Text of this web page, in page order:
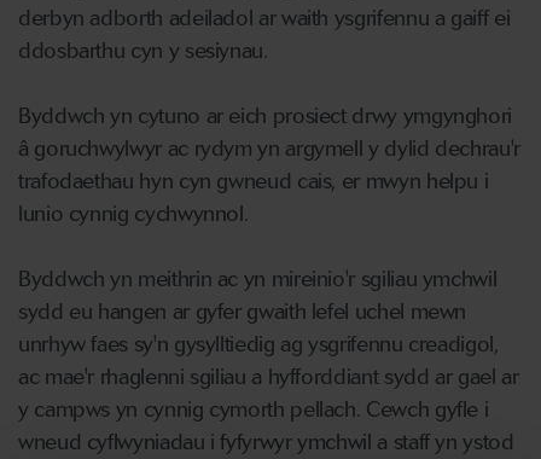
derbyn adborth adeiladol ar waith ysgrifennu a gaiff ei
ddosbarthu cyn y sesiynau.
Byddwch yn cytuno ar eich prosiect drwy ymgynghori
â goruchwylwyr ac rydym yn argymell y dylid dechrau'r
trafodaethau hyn cyn gwneud cais, er mwyn helpu i
lunio cynnig cychwynnol.
Byddwch yn meithrin ac yn mireinio'r sgiliau ymchwil
sydd eu hangen ar gyfer gwaith lefel uchel mewn
unrhyw faes sy'n gysylltiedig ag ysgrifennu creadigol,
ac mae'r rhaglenni sgiliau a hyfforddiant sydd ar gael ar
y campws yn cynnig cymorth pellach. Cewch gyfle i
wneud cyflwyniadau i fyfyrwyr ymchwil a staff yn ystod